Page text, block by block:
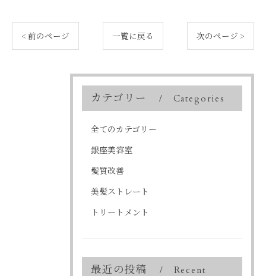
< 前のページ 一覧に戻る 次のページ >
カテゴリー Categories
全てのカテゴリー
銀座美容室
髪質改善
美髪ストレート
トリートメント
最近の投稿
Recent